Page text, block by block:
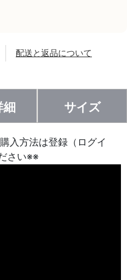
配送と返品について
細 サイズ
入方法は登録（ログイ
さい※※